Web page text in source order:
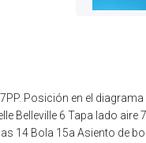
Posición en el
Belleville 6 Tapa lado
14 Bola 15a Asiento de